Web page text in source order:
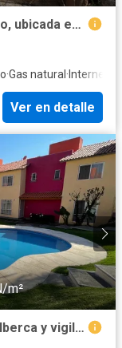
Casa en privada con portón eléctrico, ubicada en lomas de ahuatlan
·Gas natural · Internet
Ver en detalle
m²
Hermosa casa en condominio con alberca y vigilancia